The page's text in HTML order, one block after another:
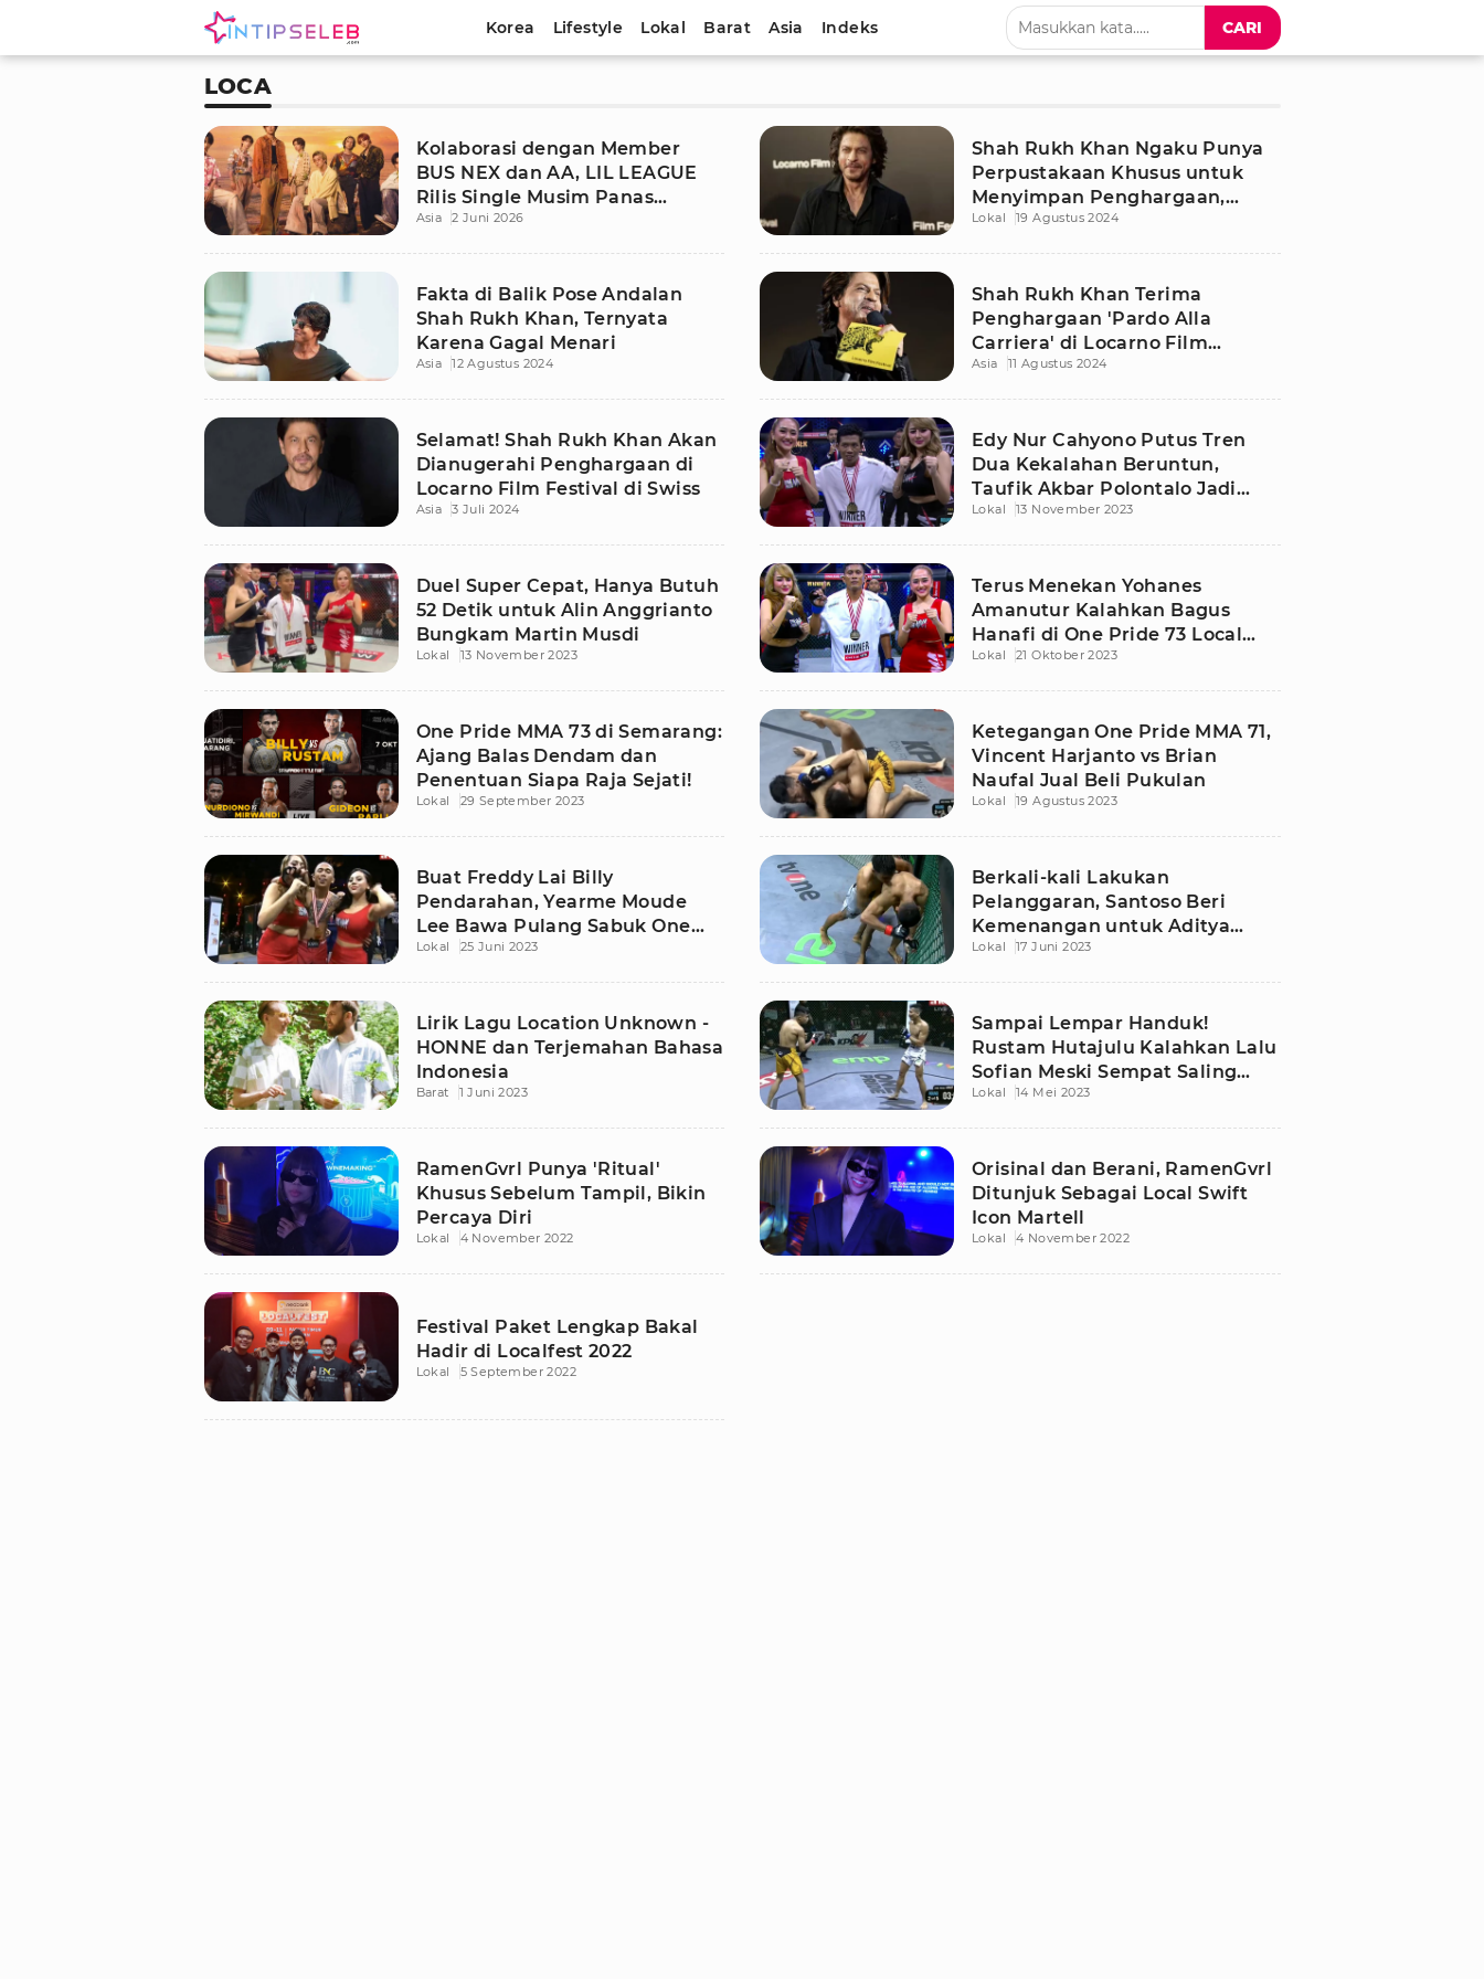
Korea Lifestyle Lokal Barat Asia Indeks CARI
LOCA
Kolaborasi dengan Member
BUS NEX dan AA, LIL LEAGUE
Rilis Single Musim Panas
“LOCA”
Asia 2 Juni 2026
Shah Rukh Khan Ngaku Punya
Perpustakaan Khusus untuk
Menyimpan Penghargaan,
Jumlahnya 300!
Lokal 19 Agustus 2024
Fakta di Balik Pose Andalan
Shah Rukh Khan, Ternyata
Karena Gagal Menari
Asia 12 Agustus 2024
Shah Rukh Khan Terima
Penghargaan 'Pardo Alla
Carriera' di Locarno Film
Festival di Swiss
Asia 11 Agustus 2024
Selamat! Shah Rukh Khan Akan
Dianugerahi Penghargaan di
Locarno Film Festival di Swiss
Asia 3 Juli 2024
Edy Nur Cahyono Putus Tren
Dua Kekalahan Beruntun,
Taufik Akbar Polontalo Jadi
Korban
Lokal 13 November 2023
Duel Super Cepat, Hanya Butuh
52 Detik untuk Alin Anggrianto
Bungkam Martin Musdi
Lokal 13 November 2023
Terus Menekan Yohanes
Amanutur Kalahkan Bagus
Hanafi di One Pride 73 Local
Pride Semarang
Lokal 21 Oktober 2023
One Pride MMA 73 di Semarang:
Ajang Balas Dendam dan
Penentuan Siapa Raja Sejati!
Lokal 29 September 2023
Ketegangan One Pride MMA 71,
Vincent Harjanto vs Brian
Naufal Jual Beli Pukulan
Lokal 19 Agustus 2023
Buat Freddy Lai Billy
Pendarahan, Yearme Moude
Lee Bawa Pulang Sabuk One
Pride MMA
Lokal 25 Juni 2023
Berkali-kali Lakukan
Pelanggaran, Santoso Beri
Kemenangan untuk Aditya
Ginting di One Pride MMA
Lokal 17 Juni 2023
Lirik Lagu Location Unknown -
HONNE dan Terjemahan Bahasa
Indonesia
Barat 1 Juni 2023
Sampai Lempar Handuk!
Rustam Hutajulu Kalahkan Lalu
Sofian Meski Sempat Saling
Piting
Lokal 14 Mei 2023
RamenGvrl Punya 'Ritual'
Khusus Sebelum Tampil, Bikin
Percaya Diri
Lokal 4 November 2022
Orisinal dan Berani, RamenGvrl
Ditunjuk Sebagai Local Swift
Icon Martell
Lokal 4 November 2022
Festival Paket Lengkap Bakal
Hadir di Localfest 2022
Lokal 5 September 2022